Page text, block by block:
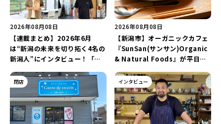
2026年08月08日
【連載まとめ】2026年6月
は“新潟の未来を切り拓く4名の
新潟人”にインタビュー！「学
トグラファー」など要チェック
♪
2026年08月08日
【新潟市】オーガニックカフェ
『SunSan(サンサン)Organic
& Natural Foods』が平日ラ
「抗酸化☆レモンチキンカレ
ー」と「美容と健康を考えたプ
レートランチ」を実食レポート
♪
閉店 インタビュー